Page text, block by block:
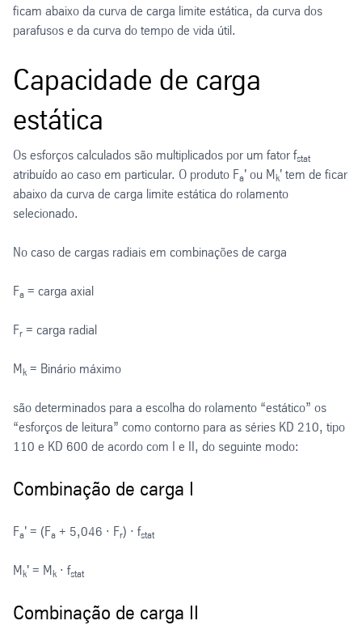
ficam abaixo da curva de carga limite estática, da curva dos
parafusos e da curva do tempo de vida útil.
Capacidade de carga
estática
Os esforços calculados são multiplicados por um fator fstat
atribuído ao caso em particular. O produto Fa' ou Mk' tem de ficar
abaixo da curva de carga limite estática do rolamento
selecionado.
No caso de cargas radiais em combinações de carga
Fa = carga axial
Fr = carga radial
Mk = Binário máximo
são determinados para a escolha do rolamento “estático” os
“esforços de leitura” como contorno para as séries KD 210, tipo
110 e KD 600 de acordo com I e II, do seguinte modo:
Combinação de carga I
Fa' = (Fa + 5,046 · Fr) · fstat
Mk' = Mk · fstat
Combinação de carga II